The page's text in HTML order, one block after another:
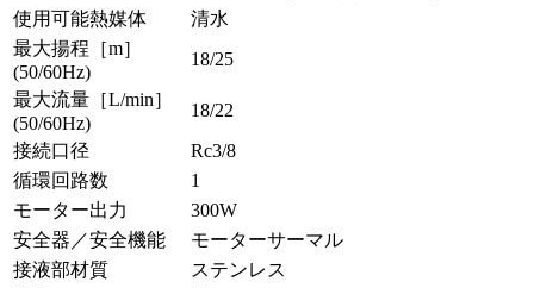
使用可能熱媒体
清水
最大揚程［m］
(50/60Hz)
18/25
最大流量［L/min］
(50/60Hz)
18/22
接続口径
Rc3/8
循環回路数
1
モーター出力
300W
安全器／安全機能
モーターサーマル
接液部材質
ステンレス